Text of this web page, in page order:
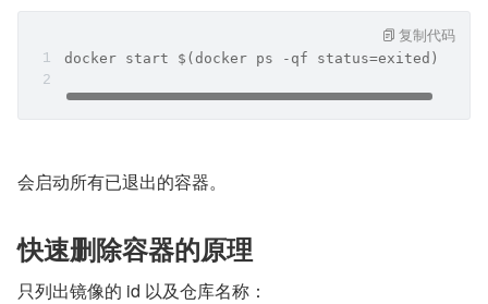
docker start $(docker ps -qf status=exited)
复制代码
会启动所有已退出的容器。
快速删除容器的原理
只列出镜像的 id 以及仓库名称：